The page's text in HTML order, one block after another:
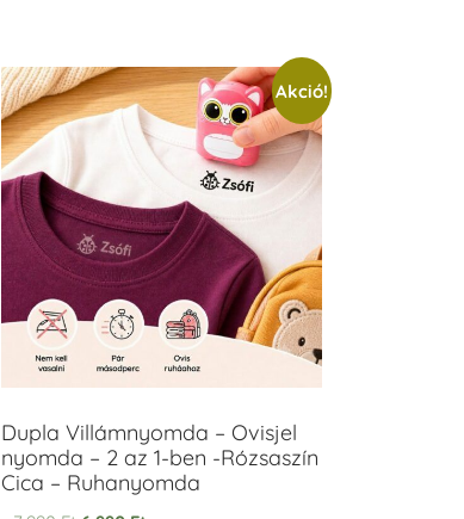
Akció!
Dupla Villámnyomda – Ovisjel
nyomda – 2 az 1-ben -Rózsaszín
Cica – Ruhanyomda